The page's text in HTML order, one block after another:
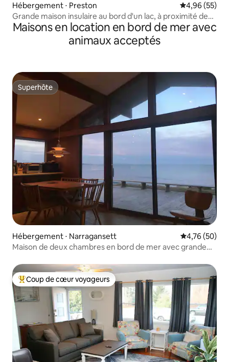
Hébergement ⋅ Preston Évaluation
4,96 (55)
Grande maison insulaire au bord d'un lac, à proximité des
casinos
Maisons en location en bord de mer avec
animaux acceptés
Superhôte
Superhôte
Hébergement ⋅ Narragansett Évaluation
4,76 (50)
Maison de deux chambres en bord de mer avec grande
Coups de cœur voyageurs les plus appréciés
Coup de cœur voyageurs